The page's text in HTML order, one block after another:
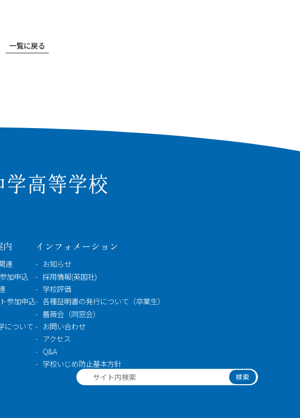
一覧に戻る
内
連
加申込
参加申込
について
インフォメーション
お知らせ
採用情報(英国社)
学校評価
各種証明書の発行について（卒業生）
薔薇会（同窓会）
お問い合わせ
アクセス
Q&A
学校いじめ防止基本方針
検索